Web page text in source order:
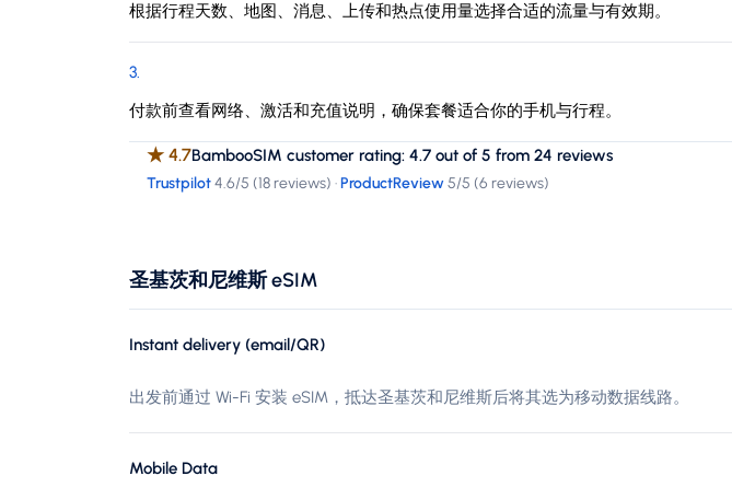
根据行程天数、地图、消息、上传和热点使用量选择合适的流量与有效期。
3.
付款前查看网络、激活和充值说明，确保套餐适合你的手机与行程。
★ 4.7BambooSIM customer rating: 4.7 out of 5 from 24 reviews
Trustpilot4.6/5 (18 reviews) ·ProductReview5/5 (6 reviews)
圣基茨和尼维斯 eSIM
Instant delivery (email/QR)
出发前通过 Wi-Fi 安装 eSIM，抵达圣基茨和尼维斯后将其选为移动数据线路。
Mobile Data